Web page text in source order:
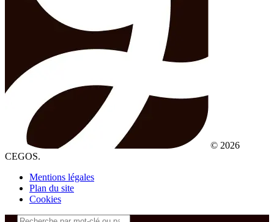
© 2026
CEGOS.
Mentions légales
Plan du site
Cookies